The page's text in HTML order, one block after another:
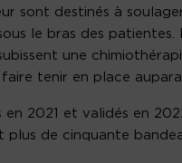
sont destinés à
le bras des
une
tenir en place
2021 et validés en
de cinquante